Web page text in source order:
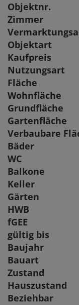
Objektnr.
Zimmer
Objektart
Kaufpreis
Nutzungsart
Fläche
Wohnfläche
Grundfläche
Gartenfläche
Verbaubare
Bäder
WC
Balkone
Keller
Gärten
HWB
fGEE
gültig bis
Baujahr
Bauart
Zustand
Hauszustand
Beziehbar